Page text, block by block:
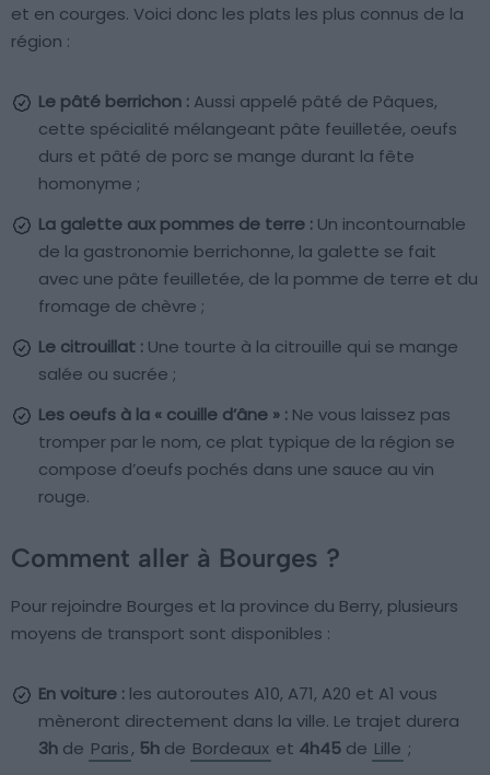
et en courges. Voici donc les plats les plus connus de la
région :
Le pâté berrichon : Aussi appelé pâté de Pâques,
cette spécialité mélangeant pâte feuilletée, oeufs
durs et pâté de porc se mange durant la fête
homonyme ;
La galette aux pommes de terre : Un incontournable
de la gastronomie berrichonne, la galette se fait
avec une pâte feuilletée, de la pomme de terre et du
fromage de chèvre ;
Le citrouillat : Une tourte à la citrouille qui se mange
salée ou sucrée ;
Les oeufs à la « couille d’âne » : Ne vous laissez pas
tromper par le nom, ce plat typique de la région se
compose d’oeufs pochés dans une sauce au vin
rouge.
Comment aller à Bourges ?
Pour rejoindre Bourges et la province du Berry, plusieurs
moyens de transport sont disponibles :
En voiture : les autoroutes A10, A71, A20 et A1 vous
mèneront directement dans la ville. Le trajet durera
3h de Paris, 5h de Bordeaux et 4h45 de Lille ;